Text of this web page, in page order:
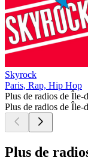
Skyrock
Paris, Rap, Hip Hop
Plus de radios de Île-
Plus de radios de Île-
Plus de